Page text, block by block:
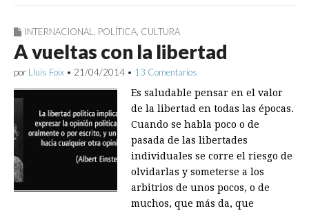
INTERNACIONAL, POLÍTICA, CULTURA
A vueltas con la libertad
por Lluís Foix • 21/04/2014 • 13 Comentarios
Es saludable pensar en el valor
de la libertad en todas las épocas.
Cuando se habla poco o de
pasada de las libertades
individuales se corre el riesgo de
olvidarlas y someterse a los
arbitrios de unos pocos, o de
muchos, que más da, que